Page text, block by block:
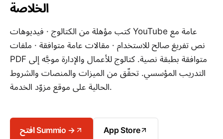
الخلاصة
كتب مؤهلة من الكتالوج · فيديوهات YouTube عامة مع
نص تفريغ صالح للاستخدام · مقالات عامة متوافقة · ملفات
PDF متوافقة بطبقة نصية. كتالوج للأعمال والإدارة موجَّه إلى
التدريب المؤسسي. تحقّق من الميزات والمنصات والشروط
الحالية على موقع مزوّد الخدمة.
افتح Summio → App Store